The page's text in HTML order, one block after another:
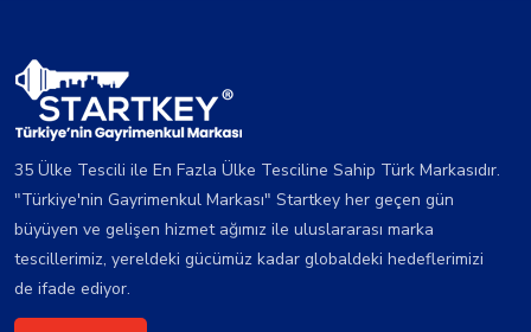
35 Ülke Tescili ile En Fazla Ülke Tesciline Sahip Türk Markasıdır.
"Türkiye'nin Gayrimenkul Markası" Startkey her geçen gün
büyüyen ve gelişen hizmet ağımız ile uluslararası marka
tescillerimiz, yereldeki gücümüz kadar globaldeki hedeflerimizi
de ifade ediyor.